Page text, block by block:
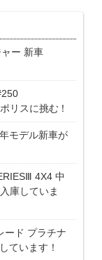
ー 新車
リスに挑む！
モデル新車が
4X4 中
庫していま
ード プラチナ
ています！